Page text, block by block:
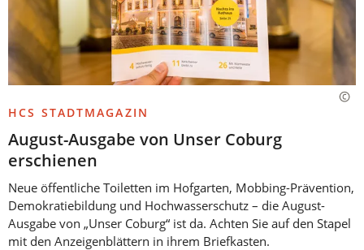
HCS STADTMAGAZIN
August-Ausgabe von Unser Coburg
erschienen
Neue öffentliche Toiletten im Hofgarten, Mobbing-Prävention,
Demokratiebildung und Hochwasserschutz – die August-
Ausgabe von „Unser Coburg“ ist da. Achten Sie auf den Stapel
mit den Anzeigenblättern in ihrem Briefkasten.